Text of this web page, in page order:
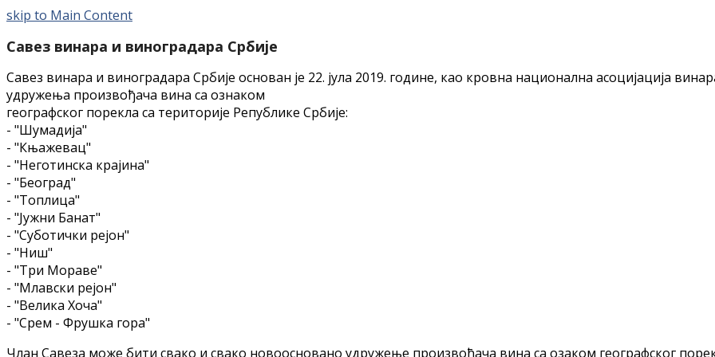
skip to Main Content
Савез винара и виноградара Србије
Савез винара и виноградара Србије основан је 22. јула 2019. године, као кровна национална асоцијација
удружења произвођача вина са ознаком
географског порекла са територије Републике Србије:
- "Шумадија"
- "Књажевац"
- "Неготинска крајина"
- "Београд"
- "Топлица"
- "Јужни Банат"
- "Суботички рејон"
- "Ниш"
- "Три Мораве"
- "Млавски рејон"
- "Велика Хоча"
- "Срем - Фрушка гора"
Члан Савеза може бити свако и свако новоосновано удружење произвођача вина са озаком географског